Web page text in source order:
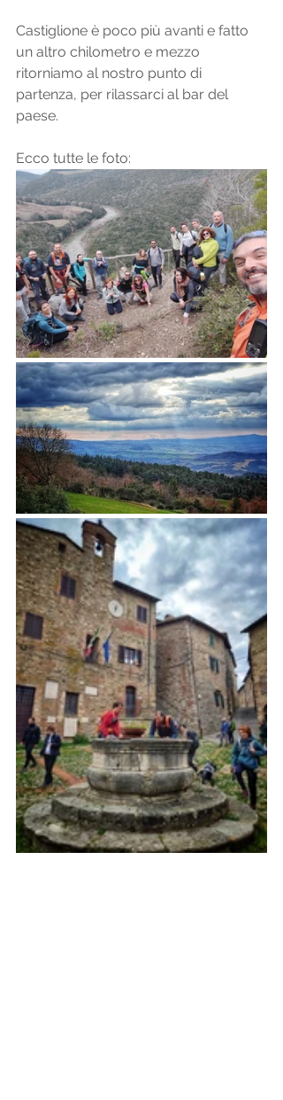
Castiglione è poco più avanti e fatto
un altro chilometro e mezzo
ritorniamo al nostro punto di
partenza, per rilassarci al bar del
paese.
Ecco tutte le foto: